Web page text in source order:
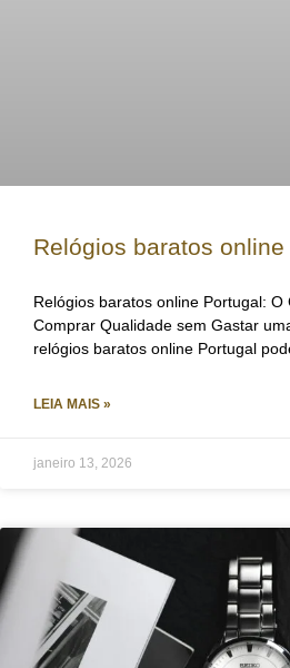
Relógios baratos online
Relógios baratos online Portugal:
Comprar Qualidade sem Gastar
relógios baratos online Portugal
LEIA MAIS »
janeiro 13, 2026